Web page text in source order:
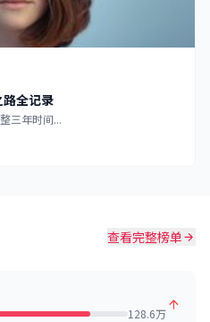
全记录
三年时间...
查看完整榜单
128.6万